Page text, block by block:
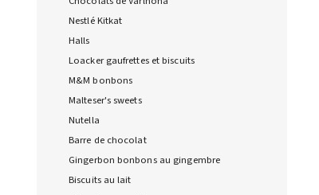
Nestlé Kitkat
Halls
Loacker gaufrettes et biscuits
M&M bonbons
Malteser's sweets
Nutella
Barre de chocolat
Gingerbon bonbons au gingembre
Biscuits au lait